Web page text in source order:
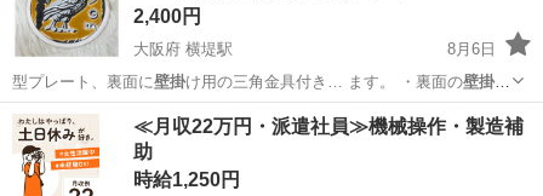
2,400円
大阪府 横堤駅
8月6日
型プレート、裏面に壁掛け用の三角金具付き… ます。 ・裏面の壁掛け
金具：金属がサビ…
大阪 大阪市 横堤駅 インテリア雑貨/小物 フクロウ
≪月収22万円・派遣社員≫機械操作・製造補
助
時給1,250円